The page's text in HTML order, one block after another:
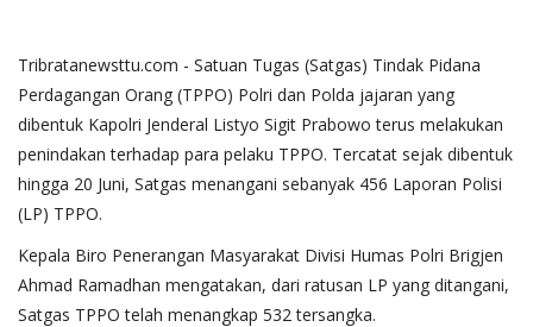
Tribratanewsttu.com - Satuan Tugas (Satgas) Tindak Pidana
Perdagangan Orang (TPPO) Polri dan Polda jajaran yang
dibentuk Kapolri Jenderal Listyo Sigit Prabowo terus melakukan
penindakan terhadap para pelaku TPPO. Tercatat sejak dibentuk
hingga 20 Juni, Satgas menangani sebanyak 456 Laporan Polisi
(LP) TPPO.
Kepala Biro Penerangan Masyarakat Divisi Humas Polri Brigjen
Ahmad Ramadhan mengatakan, dari ratusan LP yang ditangani,
Satgas TPPO telah menangkap 532 tersangka.